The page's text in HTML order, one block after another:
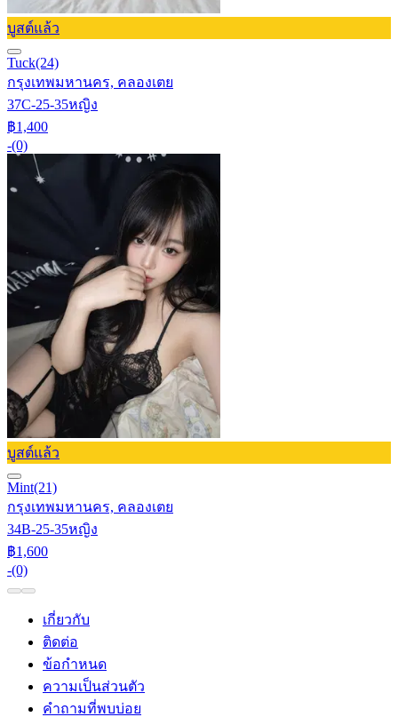
บูสต์แล้ว
Tuck(24)
กรุงเทพมหานคร, คลองเตย
37C-25-35หญิง
฿1,400
-(0)
บูสต์แล้ว
Mint(21)
กรุงเทพมหานคร, คลองเตย
34B-25-35หญิง
฿1,600
-(0)
เกี่ยวกับ
ติดต่อ
ข้อกำหนด
ความเป็นส่วนตัว
คำถามที่พบบ่อย